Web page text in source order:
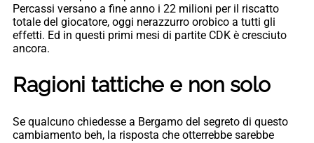
Percassi versano a fine anno i 22 milioni per il riscatto
totale del giocatore, oggi nerazzurro orobico a tutti gli
effetti. Ed in questi primi mesi di partite CDK è cresciuto
ancora.
Ragioni tattiche e non solo
Se qualcuno chiedesse a Bergamo del segreto di questo
cambiamento beh, la risposta che otterrebbe sarebbe